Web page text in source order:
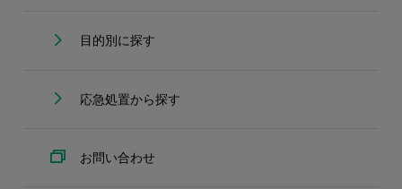
目的別に探す
応急処置から探す
お問い合わせ